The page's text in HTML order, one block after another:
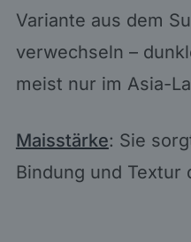
Variante aus dem
verwechseln –
meist nur im Asia-
Maisstärke: Sie
Bindung und Textur